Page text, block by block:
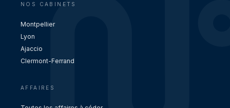
NOS CABINETS
Montpellier
Lyon
Ajaccio
Clermont-Ferrand
AFFAIRES